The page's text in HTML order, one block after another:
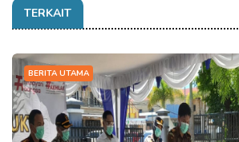
TERKAIT
BERITA UTAMA